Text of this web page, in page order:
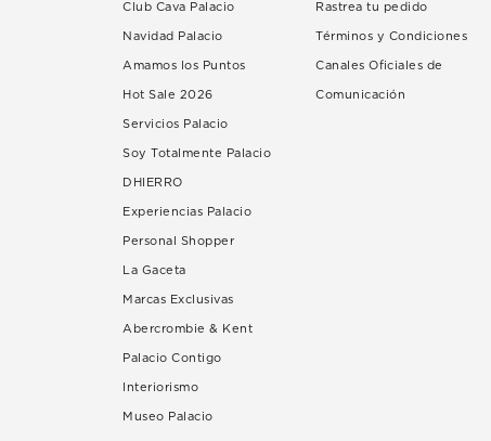
Club Cava Palacio
Navidad Palacio
Amamos los Puntos
Hot Sale 2026
Servicios Palacio
Soy Totalmente Palacio
DHIERRO
Experiencias Palacio
Personal Shopper
La Gaceta
Marcas Exclusivas
Abercrombie & Kent
Palacio Contigo
Interiorismo
Museo Palacio
Rastrea tu pedido
Términos y Condiciones
Canales Oficiales de
Comunicación